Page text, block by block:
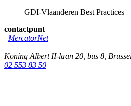
GDI-Vlaanderen Best Practices
contactpunt
MercatorNet
Koning Albert II-laan 20, bus 8
02 553 83 50